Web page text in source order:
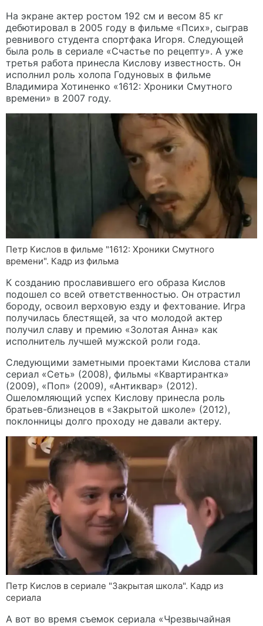
На экране актер ростом 192 см и весом 85 кг
дебютировал в 2005 году в фильме «Псих», сыграв
ревнивого студента спортфака Игоря. Следующей
была роль в сериале «Счастье по рецепту». А уже
третья работа принесла Кислову известность. Он
исполнил роль холопа Годуновых в фильме
Владимира Хотиненко «1612: Хроники Смутного
времени» в 2007 году.
Петр Кислов в фильме "1612: Хроники Смутного
времени". Кадр из фильма
К созданию прославившего его образа Кислов
подошел со всей ответственностью. Он отрастил
бороду, освоил верховую езду и фехтование. Игра
получилась блестящей, за что молодой актер
получил славу и премию «Золотая Анна» как
исполнитель лучшей мужской роли года.
Следующими заметными проектами Кислова стали
сериал «Сеть» (2008), фильмы «Квартирантка»
(2009), «Поп» (2009), «Антиквар» (2012).
Ошеломляющий успех Кислову принесла роль
братьев-близнецов в «Закрытой школе» (2012),
поклонницы долго проходу не давали актеру.
Петр Кислов в сериале "Закрытая школа". Кадр из
сериала
А вот во время съемок сериала «Чрезвычайная